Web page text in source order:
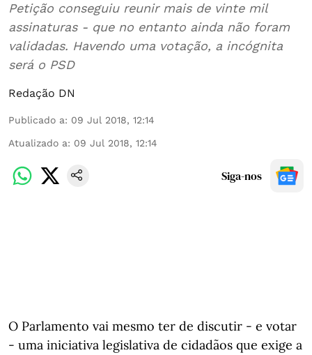
Petição conseguiu reunir mais de vinte mil
assinaturas - que no entanto ainda não foram
validadas. Havendo uma votação, a incógnita
será o PSD
Redação DN
Publicado a: 09 Jul 2018, 12:14
Atualizado a: 09 Jul 2018, 12:14
Siga-nos
O Parlamento vai mesmo ter de discutir - e votar
- uma iniciativa legislativa de cidadãos que exige a